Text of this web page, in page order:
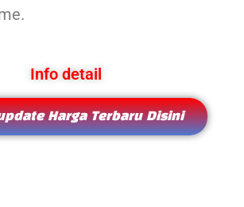
Info detail
Harga Terbaru Disini